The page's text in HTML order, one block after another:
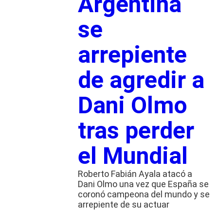
se
arrepiente
de agredir a
Dani Olmo
tras perder
el Mundial
Roberto Fabián Ayala atacó a
Dani Olmo una vez que España se
coronó campeona del mundo y se
arrepiente de su actuar